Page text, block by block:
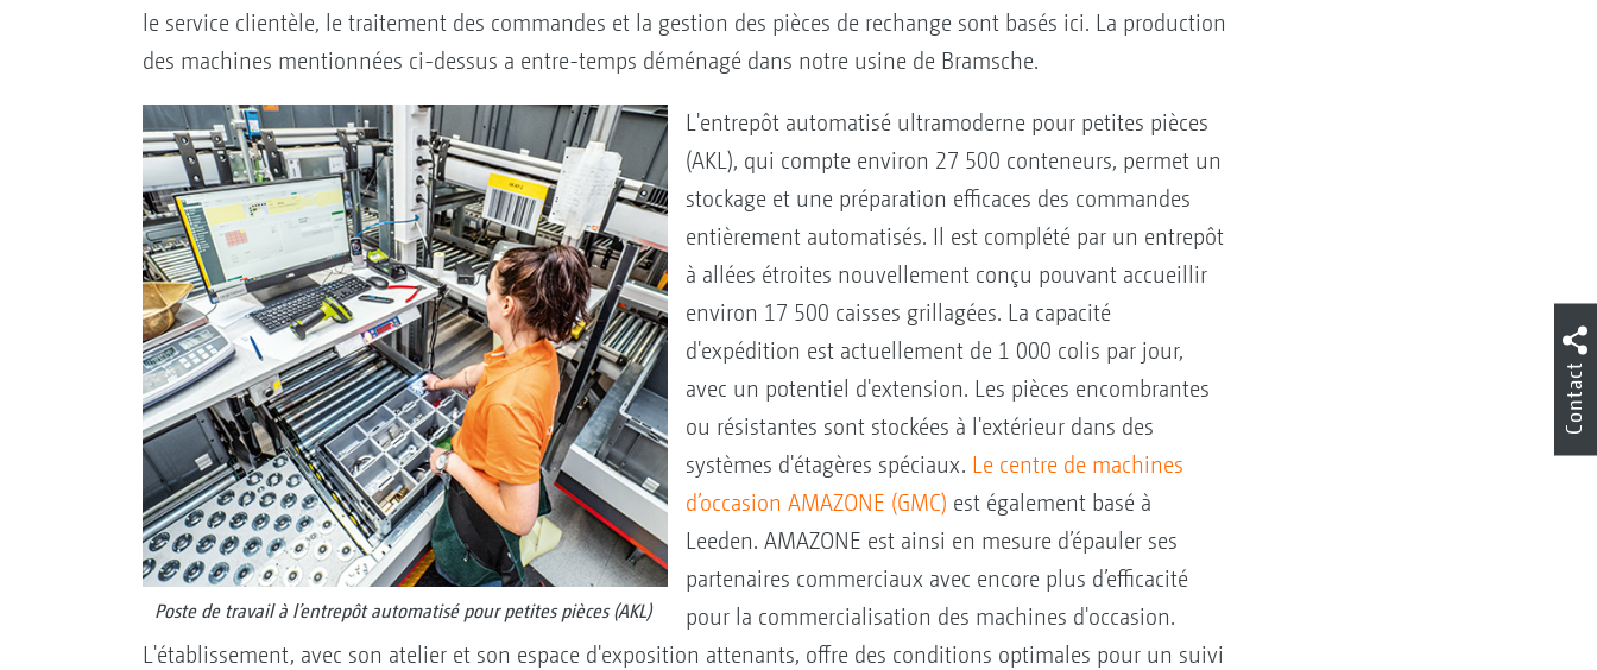
le service clientèle, le traitement des commandes et la gestion des pièces de rechange sont basés ici. La production
des machines mentionnées ci-dessus a entre-temps déménagé dans notre usine de Bramsche.
Poste de travail à l’entrepôt automatisé pour petites pièces (AKL)
L'entrepôt automatisé ultramoderne pour petites pièces
(AKL), qui compte environ 27 500 conteneurs, permet un
stockage et une préparation efficaces des commandes
entièrement automatisés. Il est complété par un entrepôt
à allées étroites nouvellement conçu pouvant accueillir
environ 17 500 caisses grillagées. La capacité
d'expédition est actuellement de 1 000 colis par jour,
avec un potentiel d'extension. Les pièces encombrantes
ou résistantes sont stockées à l'extérieur dans des
systèmes d'étagères spéciaux. Le centre de machines
d’occasion AMAZONE (GMC) est également basé à
Leeden. AMAZONE est ainsi en mesure d’épauler ses
partenaires commerciaux avec encore plus d’efficacité
pour la commercialisation des machines d'occasion.
L'établissement, avec son atelier et son espace d'exposition attenants, offre des conditions optimales pour un suivi
Contact